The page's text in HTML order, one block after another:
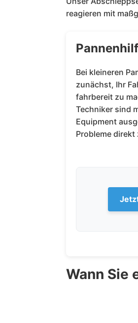
reagieren mit
Bei kleineren
zunächst, Ihr
fahrbereit zu
Techniker sind
Equipment
Probleme direkt
Wann Sie